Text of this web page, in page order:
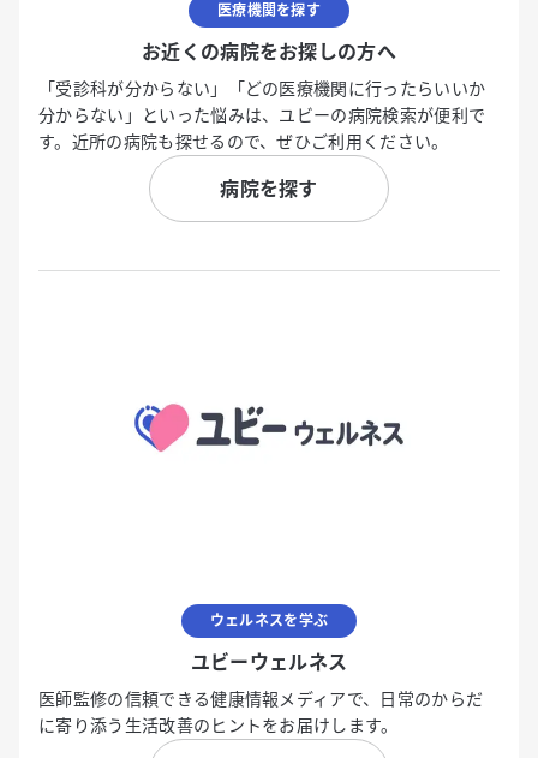
医療機関を探す
お近くの病院をお探しの方へ
「受診科が分からない」「どの医療機関に行ったらいいか
分からない」といった悩みは、ユビーの病院検索が便利で
す。近所の病院も探せるので、ぜひご利用ください。
病院を探す
ウェルネスを学ぶ
ユビーウェルネス
医師監修の信頼できる健康情報メディアで、日常のからだ
に寄り添う生活改善のヒントをお届けします。